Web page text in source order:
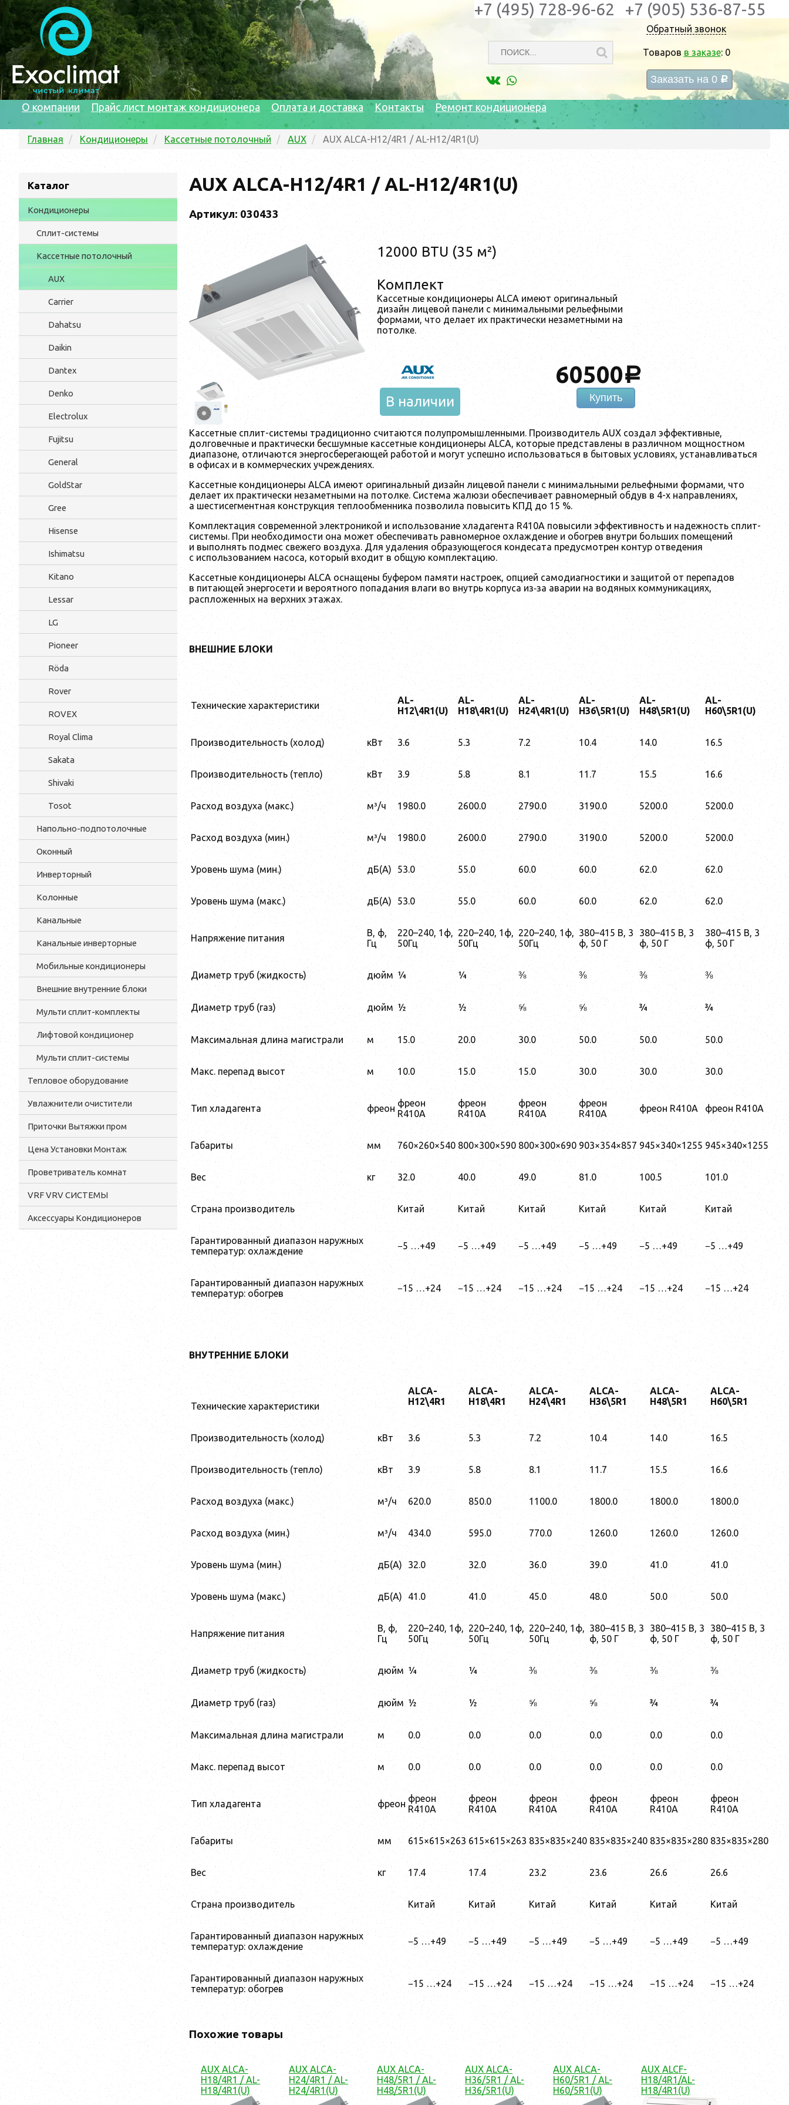
Обратный звонок
Товаров в заказе: 0
Заказать на 0 c
+7 (495) 728-96-62 +7 (905) 536-87-55
О компании Прайс лист монтаж кондиционера Оплата и доставка Контакты Ремонт кондиционера
Главная Кондиционеры Кассетные потолочный AUX AUX ALCA-H12/4R1 / AL-H12/4R1(U)
Каталог
Кондиционеры
Сплит-системы
Кассетные потолочный
AUX
Carrier
Dahatsu
Daikin
Dantex
Denko
Electrolux
Fujitsu
General
GoldStar
Gree
Hisense
Ishimatsu
Kitano
Lessar
LG
Pioneer
Röda
Rover
ROVEX
Royal Clima
Sakata
Shivaki
Tosot
Напольно-подпотолочные
Оконный
Инверторный
Колонные
Канальные
Канальные инверторные
Мобильные кондиционеры
Внешние внутренние блоки
Мульти cплит-комплекты
Лифтовой кондиционер
Мульти сплит-системы
Тепловое оборудование
Увлажнители очистители
Приточки Вытяжки пром
Цена Установки Монтаж
Проветриватель комнат
VRF VRV СИСТЕМЫ
Аксессуары Кондиционеров
AUX ALCA-H12/4R1 / AL-H12/4R1(U)
Артикул: 030433
12000 BTU (35 м²)
Комплект
Кассетные кондиционеры ALCA имеют оригинальный
дизайн лицевой панели с минимальными рельефными
формами, что делает их практически незаметными на
потолке.
60500a
Купить
В наличии
Кассетные сплит-системы традиционно считаются полупромышленными. Производитель AUX создал эффективные,
долговечные и практически бесшумные кассетные кондиционеры ALCA, которые представлены в различном мощностном
диапазоне, отличаются энергосберегающей работой и могут успешно использоваться в бытовых условиях, устанавливаться
в офисах и в коммерческих учреждениях.
Кассетные кондиционеры ALCA имеют оригинальный дизайн лицевой панели с минимальными рельефными формами, что
делает их практически незаметными на потолке. Система жалюзи обеспечивает равномерный обдув в 4-х направлениях,
а шестисегментная конструкция теплообменника позволила повысить КПД до 15 %.
Комплектация современной электроникой и использование хладагента R410A повысили эффективность и надежность сплит-
системы. При необходимости она может обеспечивать равномерное охлаждение и обогрев внутри больших помещений
и выполнять подмес свежего воздуха. Для удаления образующегося кондесата предусмотрен контур отведения
с использованием насоса, который входит в общую комплектацию.
Кассетные кондиционеры ALCA оснащены буфером памяти настроек, опцией самодиагностики и защитой от перепадов
в питающей энергосети и вероятного попадания влаги во внутрь корпуса из‑за аварии на водяных коммуникациях,
распложенных на верхних этажах.
ВНЕШНИЕ БЛОКИ
Технические характеристики
AL-
H12\4R1(U)
AL-
H18\4R1(U)
AL-
H24\4R1(U)
AL-
H36\5R1(U)
AL-
H48\5R1(U)
AL-
H60\5R1(U)
Производительность (холод) кВт 3.6 5.3 7.2 10.4 14.0 16.5
Производительность (тепло) кВт 3.9 5.8 8.1 11.7 15.5 16.6
Расход воздуха (макс.) м³/ч 1980.0 2600.0 2790.0 3190.0 5200.0 5200.0
Расход воздуха (мин.) м³/ч 1980.0 2600.0 2790.0 3190.0 5200.0 5200.0
Уровень шума (мин.) дБ(А) 53.0 55.0 60.0 60.0 62.0 62.0
Уровень шума (макс.) дБ(А) 53.0 55.0 60.0 60.0 62.0 62.0
Напряжение питания
В, ф,
Гц
220–240, 1ф,
50Гц
220–240, 1ф,
50Гц
220–240, 1ф,
50Гц
380–415 В, 3
ф, 50 Г
380–415 В, 3
ф, 50 Г
380–415 В, 3
ф, 50 Г
Диаметр труб (жидкость) дюйм ¼ ¼ ⅜ ⅜ ⅜ ⅜
Диаметр труб (газ) дюйм ½ ½ ⅝ ⅝ ¾ ¾
Максимальная длина магистрали м 15.0 20.0 30.0 50.0 50.0 50.0
Макс. перепад высот м 10.0 15.0 15.0 30.0 30.0 30.0
Тип хладагента фреон фреон
R410A
фреон
R410A
фреон
R410A
фреон
R410A
фреон R410A фреон R410A
Габариты мм 760×260×540 800×300×590 800×300×690 903×354×857 945×340×1255 945×340×1255
Вес кг 32.0 40.0 49.0 81.0 100.5 101.0
Страна производитель Китай Китай Китай Китай Китай Китай
Гарантированный диапазон наружных
температур: охлаждение
−5 …+49 −5 …+49 −5 …+49 −5 …+49 −5 …+49 −5 …+49
Гарантированный диапазон наружных
температур: обогрев
−15 …+24 −15 …+24 −15 …+24 −15 …+24 −15 …+24 −15 …+24
ВНУТРЕННИЕ БЛОКИ
Технические характеристики
ALCA-
H12\4R1
ALCA-
H18\4R1
ALCA-
H24\4R1
ALCA-
H36\5R1
ALCA-
H48\5R1
ALCA-
H60\5R1
Производительность (холод) кВт 3.6 5.3 7.2 10.4 14.0 16.5
Производительность (тепло) кВт 3.9 5.8 8.1 11.7 15.5 16.6
Расход воздуха (макс.) м³/ч 620.0 850.0 1100.0 1800.0 1800.0 1800.0
Расход воздуха (мин.) м³/ч 434.0 595.0 770.0 1260.0 1260.0 1260.0
Уровень шума (мин.) дБ(А) 32.0 32.0 36.0 39.0 41.0 41.0
Уровень шума (макс.) дБ(А) 41.0 41.0 45.0 48.0 50.0 50.0
Напряжение питания
В, ф,
Гц
220–240, 1ф,
50Гц
220–240, 1ф,
50Гц
220–240, 1ф,
50Гц
380–415 В, 3
ф, 50 Г
380–415 В, 3
ф, 50 Г
380–415 В, 3
ф, 50 Г
Диаметр труб (жидкость) дюйм ¼ ¼ ⅜ ⅜ ⅜ ⅜
Диаметр труб (газ) дюйм ½ ½ ⅝ ⅝ ¾ ¾
Максимальная длина магистрали м 0.0 0.0 0.0 0.0 0.0 0.0
Макс. перепад высот м 0.0 0.0 0.0 0.0 0.0 0.0
Тип хладагента фреон фреон
R410A
фреон
R410A
фреон
R410A
фреон
R410A
фреон
R410A
фреон
R410A
Габариты мм 615×615×263 615×615×263 835×835×240 835×835×240 835×835×280 835×835×280
Вес кг 17.4 17.4 23.2 23.6 26.6 26.6
Страна производитель Китай Китай Китай Китай Китай Китай
Гарантированный диапазон наружных
температур: охлаждение
−5 …+49 −5 …+49 −5 …+49 −5 …+49 −5 …+49 −5 …+49
Гарантированный диапазон наружных
температур: обогрев
−15 …+24 −15 …+24 −15 …+24 −15 …+24 −15 …+24 −15 …+24
Похожие товары
AUX ALCA-
H18/4R1 / AL-
H18/4R1(U)
AUX ALCA-
H24/4R1 / AL-
H24/4R1(U)
AUX ALCA-
H48/5R1 / AL-
H48/5R1(U)
AUX ALCA-
H36/5R1 / AL-
H36/5R1(U)
AUX ALCA-
H60/5R1 / AL-
H60/5R1(U)
AUX ALCF-
H18/4R1/AL-
H18/4R1(U)